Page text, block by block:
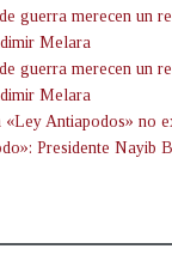
guerra merecen un
Melara
guerra merecen un
Melara
Antiapodos» no
Presidente Nayib